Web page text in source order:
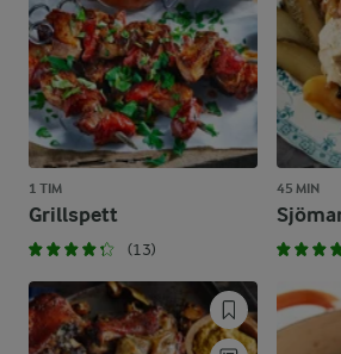
1 TIM
Grillspett
(13)
45 MIN